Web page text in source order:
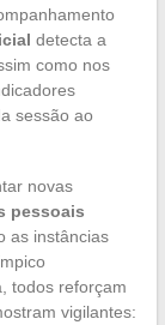
detecta a
como nos
sessão ao
novas
pessoais
as instâncias
todos reforçam
vigilantes: